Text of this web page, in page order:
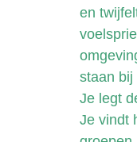
en
staan bij
Je legt
Je vindt